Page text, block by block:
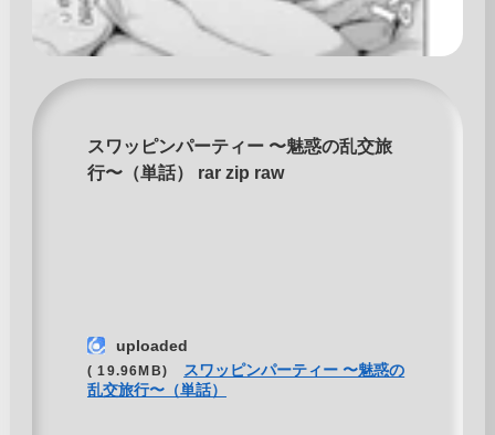
スワッピンパーティー 〜魅惑の乱交旅
行〜（単話） rar zip raw
uploaded
( 19.96MB)
スワッピンパーティー 〜魅惑の
乱交旅行〜（単話）